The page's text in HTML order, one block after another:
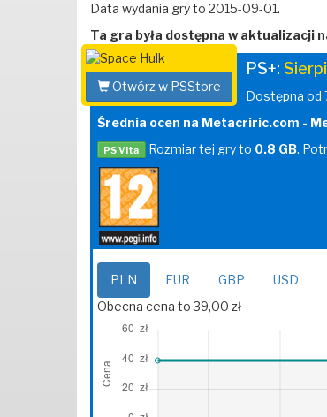
Data wydania gry to 2015-09-01.
Ta gra była dostępna w aktualizacji
Otwórz w PSStore
PS+:
Dostępna od
Średnia ocen na Metacriric.com -
PS Vita Rozmiar tej gry to 0.8 GB.
PLN EUR GBP
USD
Obecna cena to 39,00 zł